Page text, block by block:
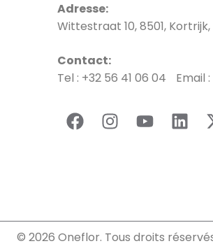
Adresse:
Wittestraat 10, 8501,
Contact:
Tel : +32 56 41 06 04
© 2026 Oneflor. Tous droits